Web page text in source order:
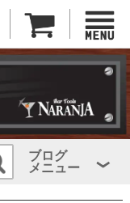
ブログ
メニュー